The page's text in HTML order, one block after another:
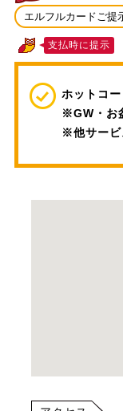
エルフルカードご提
支払時に提示
ホットコ
※GW・お
※他サービ